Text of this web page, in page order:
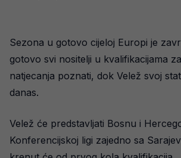
Sezona u gotovo cijeloj Europi je
gotovo svi nositelji u kvalifikacijama
natjecanja poznati, dok Velež svoj
danas.
Velež će predstavljati Bosnu i
Konferencijskoj ligi zajedno sa